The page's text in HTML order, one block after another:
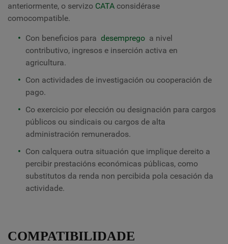
anteriormente, o servizo CATA considérase
comocompatible.
Con beneficios para desemprego a nivel
contributivo, ingresos e inserción activa en
agricultura.
Con actividades de investigación ou cooperación de
pago.
Co exercicio por elección ou designación para cargos
públicos ou sindicais ou cargos de alta
administración remunerados.
Con calquera outra situación que implique dereito a
percibir prestacións económicas públicas, como
substitutos da renda non percibida pola cesación da
actividade.
COMPATIBILIDADE